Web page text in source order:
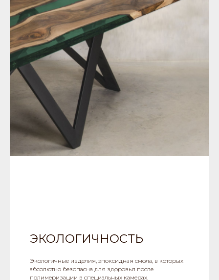
ЭКОЛОГИЧНОСТЬ
Экологичные изделия, эпоксидная смола, в которых
абсолютно безопасна для здоровья после
полимеризации в специальных камерах.